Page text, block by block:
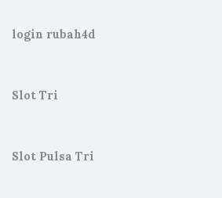
login rubah4d
Slot Tri
Slot Pulsa Tri